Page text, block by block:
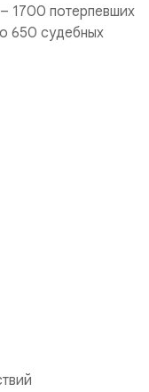
1700 потерпевших
650 судебных